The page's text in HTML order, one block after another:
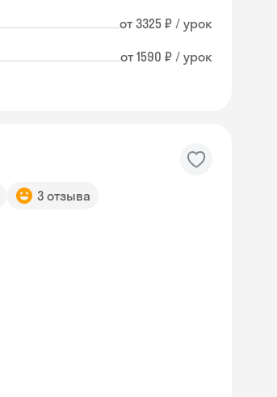
от 3325 ₽ / урок
от 1590 ₽ / урок
3 отзыва